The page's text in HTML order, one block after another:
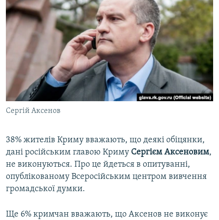
ВСЕ ЗА ДЕНЬ
СПЕЦПРОЕКТИ
ДЕПОРТАЦІЯ
ВІДЕОУРОКИ «ELIFBE»
СВІДЧЕННЯ ОКУПАЦІЇ
УКРАЇНСЬКА ПРОБЛЕМА КРИМУ
ІНФОГРАФІКА
ЯК ОБІЙТИ БЛОКУВАННЯ
Русский
Qırımtatar
ДОЛУЧАЙСЯ!
Усі сайти RFE/RL
Сергій Аксенов
38% жителів Криму вважають, що деякі обіцянки,
дані російським главою Криму Сергієм Аксеновим,
не виконуються. Про це йдеться в опитуванні,
опублікованому Всеросійським центром вивчення
громадської думки.
Ще 6% кримчан вважають, що Аксенов не виконує